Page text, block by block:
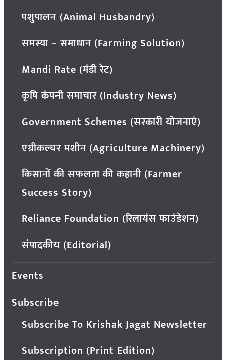
पशुपालन (Animal Husbandry)
समस्या – समाधान (Farming Solution)
Mandi Rate (मंडी रेट)
कृषि कंपनी समाचार (Industry News)
Government Schemes (सरकारी योजनाएं)
एग्रीकल्चर मशीन (Agriculture Machinery)
किसानों की सफलता की कहानी (Farmer
Success Story)
Reliance Foundation (रिलायंस फाउंडेशन)
संपादकीय (Editorial)
Events
Subscribe
Subscribe To Krishak Jagat Newsletter
Subscription (Print Edition)